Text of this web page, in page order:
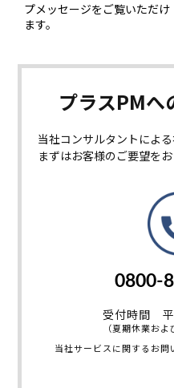
プメッセージをご覧いただけ
ます。
プラスPMへ
当社コンサルタントによ
まずはお客様のご要望をお
0800-
受付時間
（夏期休業お
当社サービスに関するお